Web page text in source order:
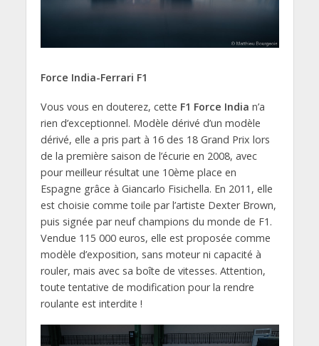
Force India-Ferrari F1
Vous vous en douterez, cette F1 Force India n’a
rien d’exceptionnel. Modèle dérivé d’un modèle
dérivé, elle a pris part à 16 des 18 Grand Prix lors
de la première saison de l’écurie en 2008, avec
pour meilleur résultat une 10ème place en
Espagne grâce à Giancarlo Fisichella. En 2011, elle
est choisie comme toile par l’artiste Dexter Brown,
puis signée par neuf champions du monde de F1.
Vendue 115 000 euros, elle est proposée comme
modèle d’exposition, sans moteur ni capacité à
rouler, mais avec sa boîte de vitesses. Attention,
toute tentative de modification pour la rendre
roulante est interdite !